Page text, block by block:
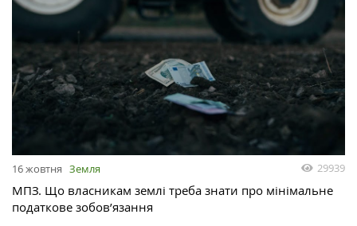
16 жовтня Земля 29939
МПЗ. Що власникам землі треба знати про мінімальне
податкове зобов’язання